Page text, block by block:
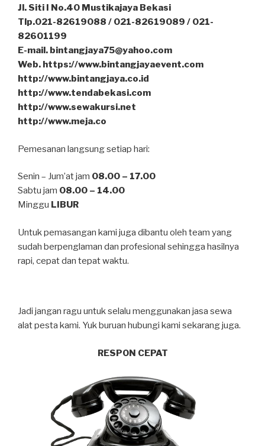
Jl. Siti I No.40 Mustikajaya Bekasi
Tlp.021-82619088 / 021-82619089 / 021-
82601199
E-mail. bintangjaya75@yahoo.com
Web. https://www.bintangjayaevent.com
http://www.bintangjaya.co.id
http://www.tendabekasi.com
http://www.sewakursi.net
http://www.meja.co
Pemesanan langsung setiap hari:
Senin – Jum’at jam 08.00 – 17.00
Sabtu jam 08.00 – 14.00
Minggu LIBUR
Untuk pemasangan kami juga dibantu oleh team yang
sudah berpenglaman dan profesional sehingga hasilnya
rapi, cepat dan tepat waktu.
Jadi jangan ragu untuk selalu menggunakan jasa sewa
alat pesta kami. Yuk buruan hubungi kami sekarang juga.
RESPON CEPAT